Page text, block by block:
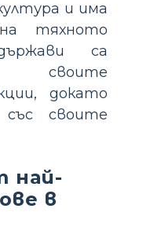
и има
тяхното
са
своите
докато
своите
най-
в